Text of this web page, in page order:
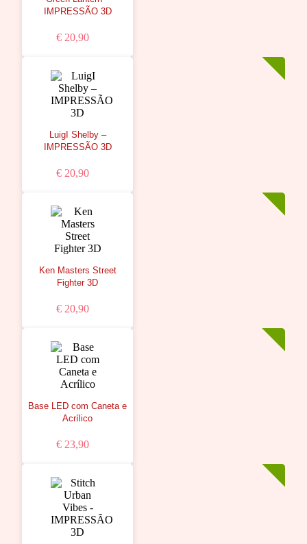
IMPRESSÃO 3D
€ 20,90
LuigI Shelby –
IMPRESSÃO 3D
€ 20,90
Ken Masters Street
Fighter 3D
€ 20,90
Base LED com Caneta e
Acrílico
€ 23,90